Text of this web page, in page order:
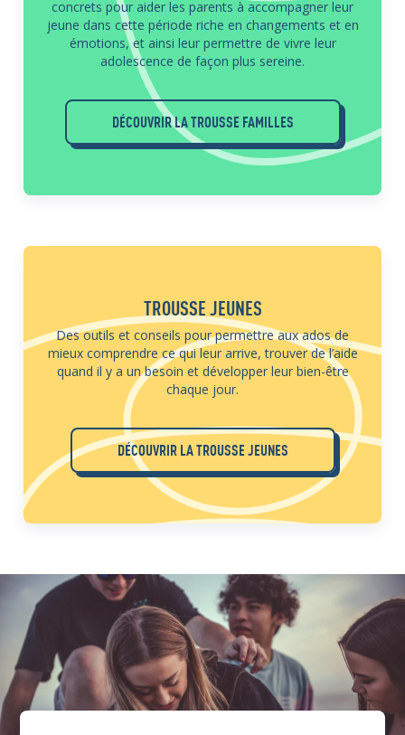
concrets pour aider les parents à accompagner leur
jeune dans cette période riche en changements et en
émotions, et ainsi leur permettre de vivre leur
adolescence de façon plus sereine.
DÉCOUVRIR LA TROUSSE FAMILLES
TROUSSE JEUNES
Des outils et conseils pour permettre aux ados de
mieux comprendre ce qui leur arrive, trouver de l’aide
quand il y a un besoin et développer leur bien-être
chaque jour.
DÉCOUVRIR LA TROUSSE JEUNES